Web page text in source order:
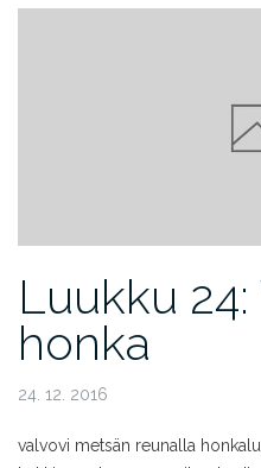
Luukku 24:
honka
24. 12. 2016
valvovi metsän reunalla honka